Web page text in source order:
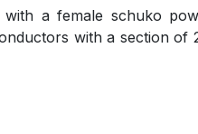
a female schuko
with a section of